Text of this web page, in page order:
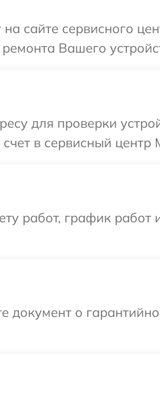
сайте сервисного
Вашего
для проверки
в сервисный центр
работ, график работ
о